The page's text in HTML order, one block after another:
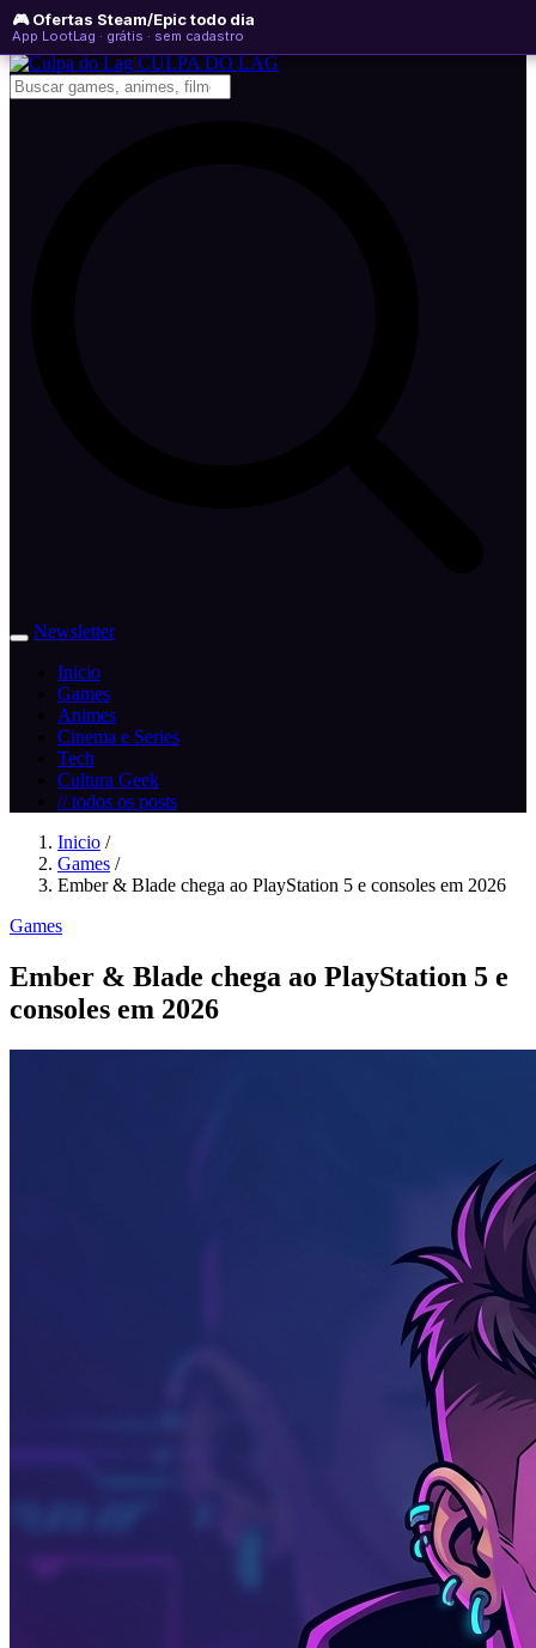
🎮 Ofertas Steam/Epic todo dia
App LootLag · grátis · sem cadastro
sexta-feira, 07 de agosto de 2026
Newsletter
CULPA DO LAG
Newsletter
Inicio
Games
Animes
Cinema e Series
Tech
Cultura Geek
// todos os posts
Inicio /
Games /
Ember & Blade chega ao PlayStation 5 e consoles em 2026
Games
Ember & Blade chega ao PlayStation 5 e
consoles em 2026